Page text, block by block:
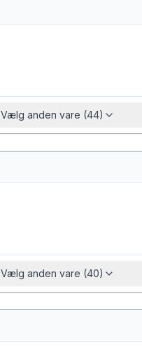
Vælg anden vare (44)
Vælg anden vare (40)